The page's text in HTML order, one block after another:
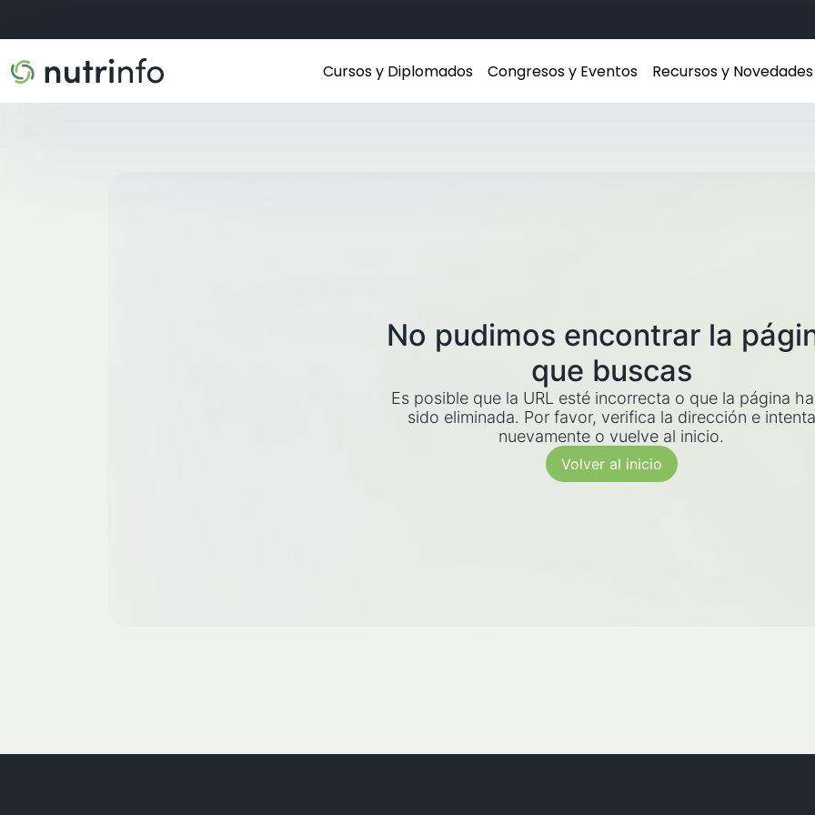
Cursos y Diplomados Congresos y Eventos Recursos y Novedades
No pudimos encontrar la
que buscas
Es posible que la URL esté incorrecta o que la página
sido eliminada. Por favor, verifica la dirección e intenta
nuevamente o vuelve al inicio.
Volver al inicio